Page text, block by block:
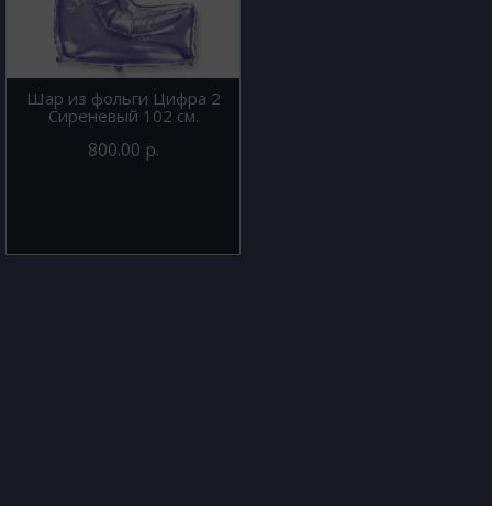
Шар из фольги Цифра 2
Сиреневый 102 см.
800.00 р.